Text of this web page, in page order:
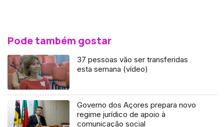
Pode também gostar
37 pessoas vão ser transferidas
esta semana (vídeo)
Governo dos Açores prepara novo
regime jurídico de apoio à
comunicação social